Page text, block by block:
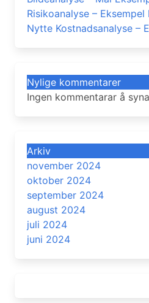
Risikoanalyse –
Nytte Kostnadsanalyse –
Nylige kommentarer
Ingen kommentarar å
Arkiv
november 2024
oktober 2024
september 2024
august 2024
juli 2024
juni 2024